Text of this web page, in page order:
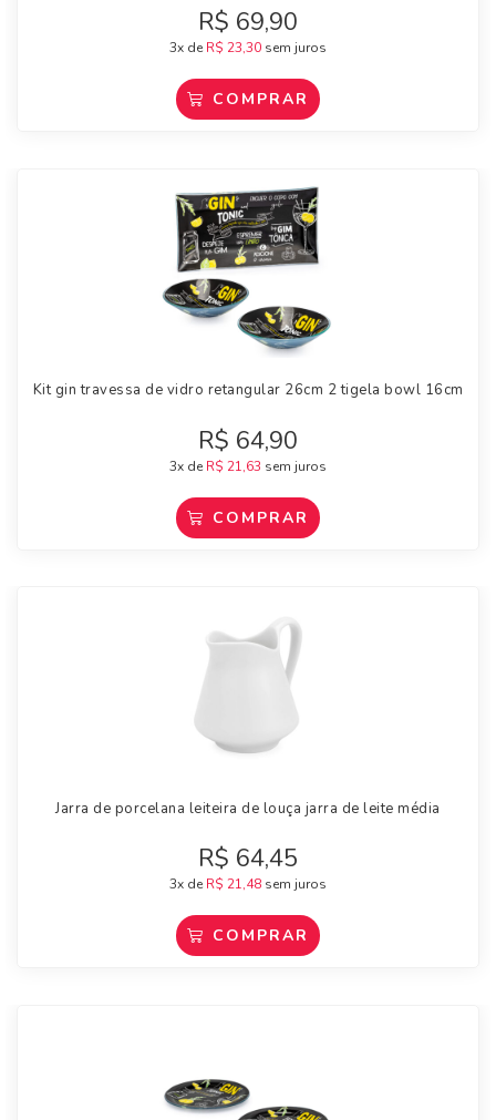
R$ 69,90
3x de R$ 23,30 sem juros
COMPRAR
Kit gin travessa de vidro retangular 26cm 2 tigela bowl 16cm
R$ 64,90
3x de R$ 21,63 sem juros
COMPRAR
Jarra de porcelana leiteira de louça jarra de leite média
R$ 64,45
3x de R$ 21,48 sem juros
COMPRAR